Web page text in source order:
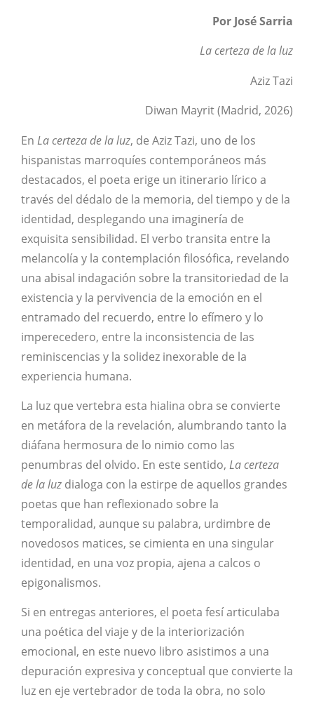
Por José Sarria
La certeza de la luz
Aziz Tazi
Diwan Mayrit (Madrid, 2026)
En La certeza de la luz, de Aziz Tazi, uno de los
hispanistas marroquíes contemporáneos más
destacados, el poeta erige un itinerario lírico a
través del dédalo de la memoria, del tiempo y de la
identidad, desplegando una imaginería de
exquisita sensibilidad. El verbo transita entre la
melancolía y la contemplación filosófica, revelando
una abisal indagación sobre la transitoriedad de la
existencia y la pervivencia de la emoción en el
entramado del recuerdo, entre lo efímero y lo
imperecedero, entre la inconsistencia de las
reminiscencias y la solidez inexorable de la
experiencia humana.
La luz que vertebra esta hialina obra se convierte
en metáfora de la revelación, alumbrando tanto la
diáfana hermosura de lo nimio como las
penumbras del olvido. En este sentido, La certeza
de la luz dialoga con la estirpe de aquellos grandes
poetas que han reflexionado sobre la
temporalidad, aunque su palabra, urdimbre de
novedosos matices, se cimienta en una singular
identidad, en una voz propia, ajena a calcos o
epigonalismos.
Si en entregas anteriores, el poeta fesí articulaba
una poética del viaje y de la interiorización
emocional, en este nuevo libro asistimos a una
depuración expresiva y conceptual que convierte la
luz en eje vertebrador de toda la obra, no solo